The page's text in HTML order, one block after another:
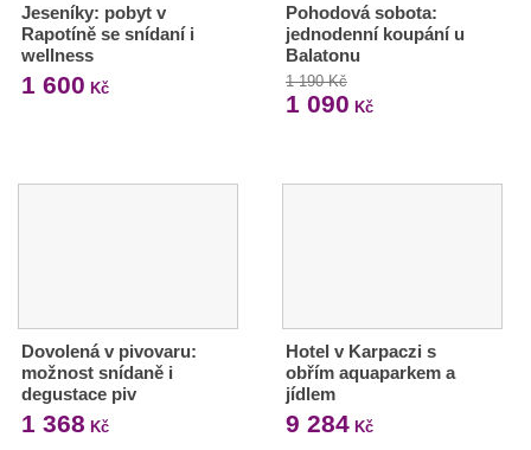
Jeseníky: pobyt v
Rapotíně se snídaní i
wellness
1 600 Kč
Pohodová sobota:
jednodenní koupání u
Balatonu
1 190 Kč
1 090 Kč
Dovolená v pivovaru:
možnost snídaně i
degustace piv
1 368 Kč
Hotel v Karpaczi s
obřím aquaparkem a
jídlem
9 284Kč